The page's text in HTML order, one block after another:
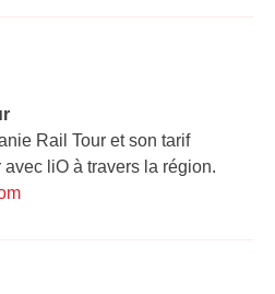
Rail Tour et son tarif
liO à travers la région.